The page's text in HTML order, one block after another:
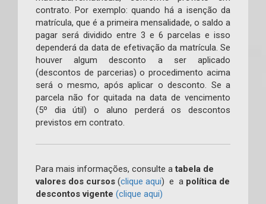
contrato. Por exemplo: quando há a isenção da
matrícula, que é a primeira mensalidade, o saldo a
pagar será dividido entre 3 e 6 parcelas e isso
dependerá da data de efetivação da matrícula. Se
houver algum desconto a ser aplicado
(descontos de parcerias) o procedimento acima
será o mesmo, após aplicar o desconto. Se a
parcela não for quitada na data de vencimento
(5º dia útil) o aluno perderá os descontos
previstos em contrato.
Para mais informações, consulte atabela de
valores dos cursos (clique aqui) e a política de
descontos vigente (clique aqui)